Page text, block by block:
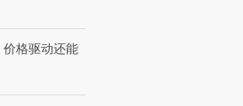
格驱动还能